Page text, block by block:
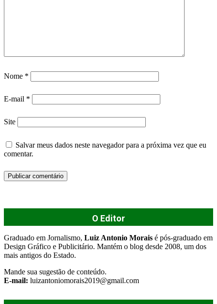
Nome *
E-mail *
Site
Salvar meus dados neste navegador para a próxima vez que eu
comentar.
O Editor
Graduado em Jornalismo, Luiz Antonio Morais é pós-graduado em
Design Gráfico e Publicitário. Mantém o blog desde 2008, um dos
mais antigos do Estado.
Mande sua sugestão de conteúdo.
E-mail: luizantoniomorais2019@gmail.com